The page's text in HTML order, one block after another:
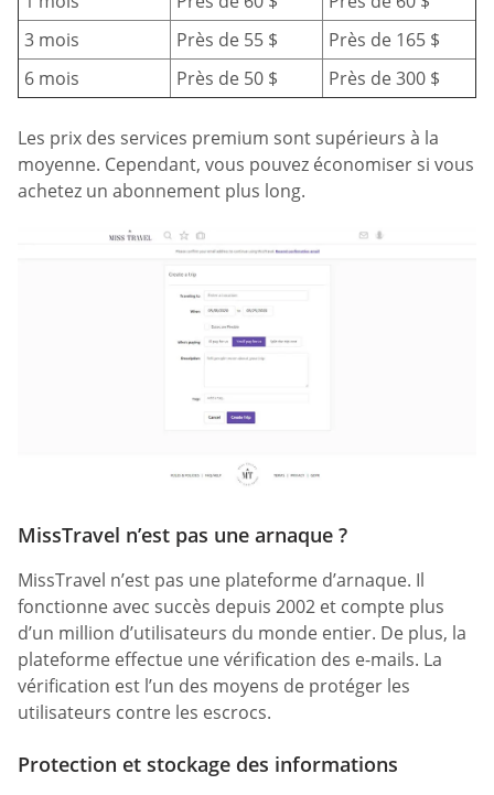
3 mois
Près de 55 $
Près de 165 $
6 mois
Près de 50 $ Près de 300 $
Les prix des services premium sont supérieurs à la
moyenne. Cependant, vous pouvez économiser si vous
achetez un abonnement plus long.
MissTravel n’est pas une arnaque ?
MissTravel n’est pas une plateforme d’arnaque. Il
fonctionne avec succès depuis 2002 et compte plus
d’un million d’utilisateurs du monde entier. De plus, la
plateforme effectue une vérification des e-mails. La
vérification est l’un des moyens de protéger les
utilisateurs contre les escrocs.
Protection et stockage des informations